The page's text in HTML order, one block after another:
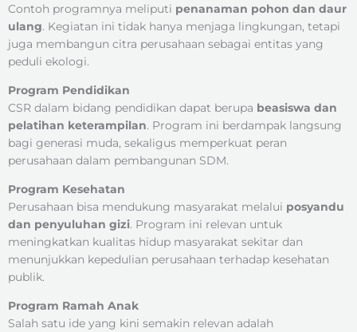
Contoh programnya meliputi penanaman pohon dan daur
ulang. Kegiatan ini tidak hanya menjaga lingkungan, tetapi
juga membangun citra perusahaan sebagai entitas yang
peduli ekologi.
Program Pendidikan
CSR dalam bidang pendidikan dapat berupa beasiswa dan
pelatihan keterampilan. Program ini berdampak langsung
bagi generasi muda, sekaligus memperkuat peran
perusahaan dalam pembangunan SDM.
Program Kesehatan
Perusahaan bisa mendukung masyarakat melalui posyandu
dan penyuluhan gizi. Program ini relevan untuk
meningkatkan kualitas hidup masyarakat sekitar dan
menunjukkan kepedulian perusahaan terhadap kesehatan
publik.
Program Ramah Anak
Salah satu ide yang kini semakin relevan adalah